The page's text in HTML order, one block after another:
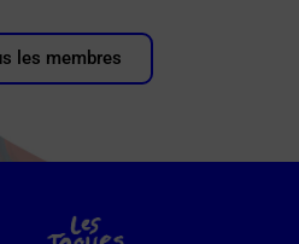
les membres